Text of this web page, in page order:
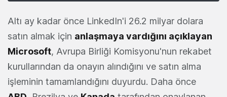
Altı ay kadar önce LinkedIn'i 26.2 milyar dolara
satın almak için anlaşmaya vardığını açıklayan
Microsoft, Avrupa Birliği Komisyonu'nun rekabet
kurullarından da onayın alındığını ve satın alma
işleminin tamamlandığını duyurdu. Daha önce